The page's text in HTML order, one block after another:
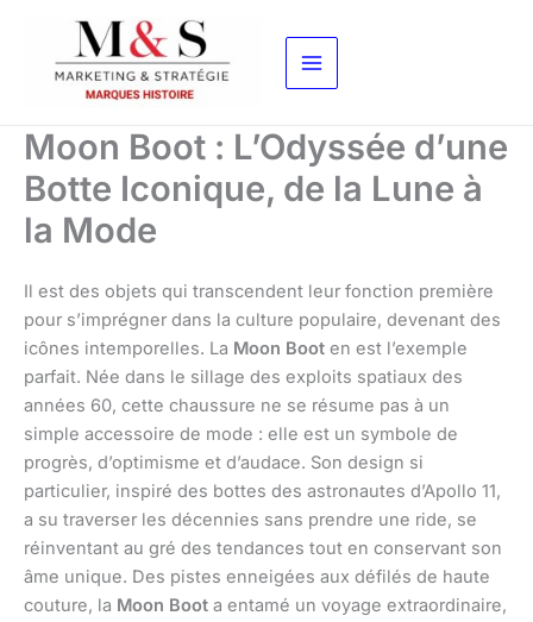
contenu
Moon Boot : L’Odyssée d’une
Botte Iconique, de la Lune à
la Mode
Il est des objets qui transcendent leur fonction première
pour s’imprégner dans la culture populaire, devenant des
icônes intemporelles. La Moon Boot en est l’exemple
parfait. Née dans le sillage des exploits spatiaux des
années 60, cette chaussure ne se résume pas à un
simple accessoire de mode : elle est un symbole de
progrès, d’optimisme et d’audace. Son design si
particulier, inspiré des bottes des astronautes d’Apollo 11,
a su traverser les décennies sans prendre une ride, se
réinventant au gré des tendances tout en conservant son
âme unique. Des pistes enneigées aux défilés de haute
couture, la Moon Boot a entamé un voyage extraordinaire,